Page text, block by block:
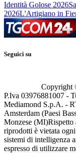
Identità Golose 2026
2026L'Artigiano in
Seguici su
Copyright
P.Iva 03976881007 -
Mediamond S.p.A. -
Amsterdam (Paesi
Monzese (MI)Rispetto
riprodotti è vietata
sistemi di intelligenza
espresso di utilizzare